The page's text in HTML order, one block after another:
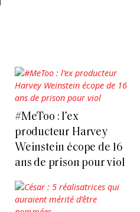
#MeToo : l’ex
producteur Harvey
Weinstein écope de 16
ans de prison pour viol